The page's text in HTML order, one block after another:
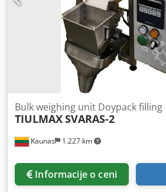
Kaunas 1.227 km
Bulk weighing unit Doypack filling
TIULMAXSVARAS-2
Informacije o ceni